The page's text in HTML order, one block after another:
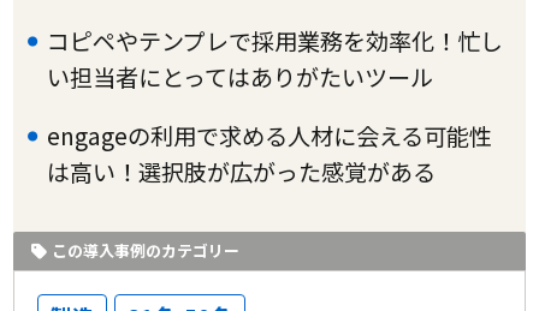
コピペやテンプレで採用業務を効率化！忙し
い担当者にとってはありがたいツール
engageの利用で求める人材に会える可能性
は高い！選択肢が広がった感覚がある
この導入事例のカテゴリー